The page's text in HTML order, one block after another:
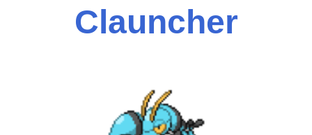
Clauncher